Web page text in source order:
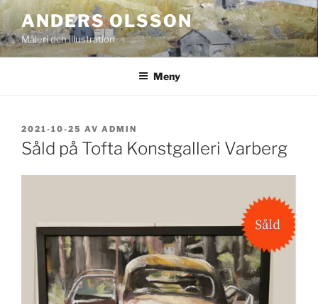
Hoppa
innehåll
ANDERS OLSSON
Måleri och illustration
Meny
PUBLICERAT
2021-10-25 AV ADMIN
Såld på Tofta Konstgalleri Varberg